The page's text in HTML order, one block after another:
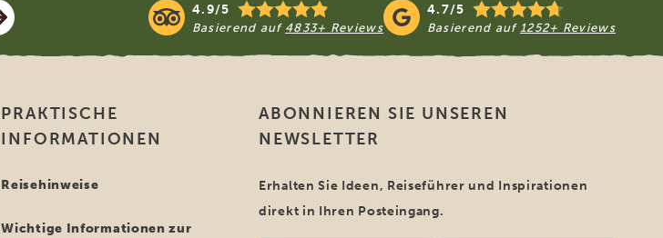
4.9/5
Basierend auf 4833+ Reviews
4.7/5
Basierend auf 1252+ Reviews
PRAKTISCHE
INFORMATIONEN
Reisehinweise
Wichtige Informationen zur
ABONNIEREN SIE UNSEREN
NEWSLETTER
Erhalten Sie Ideen, Reiseführer und Inspirationen
direkt in Ihren Posteingang.